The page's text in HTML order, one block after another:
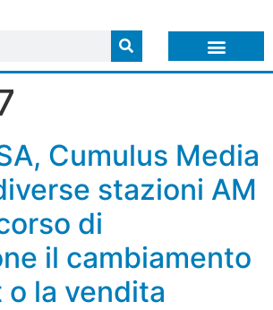
Cumulus Media
stazioni AM
di
il cambiamento
la vendita